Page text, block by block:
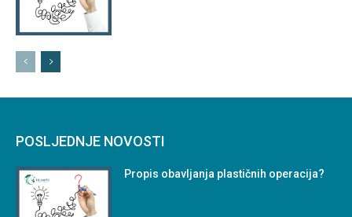
POSLJEDNJE NOVOSTI
Propis obavljanja plastičnih operacija?